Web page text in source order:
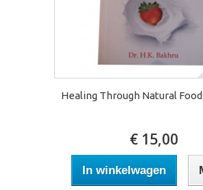
Healing Through Natural
€ 15,00
In winkelwagen